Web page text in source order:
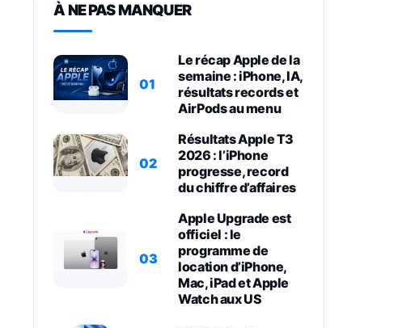
À NE PAS MANQUER
01
Le récap Apple de la
semaine : iPhone, IA,
résultats records et
AirPods au menu
02
Résultats Apple T3
2026 : l’iPhone
progresse, record
du chiffre d’affaires
03
Apple Upgrade est
officiel : le
programme de
location d’iPhone,
Mac, iPad et Apple
Watch aux US